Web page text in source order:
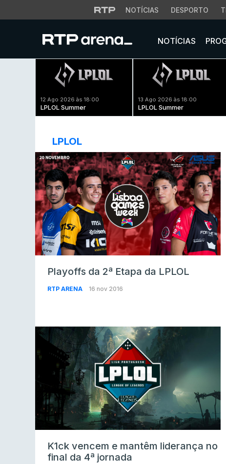
NOTÍCIAS DESPORTO
NOTÍCIAS
12 Ago 2026 às 18:00
LPLOL Summer
13 Ago 2026 às 18:00
LPLOL Summer
LPLOL
Playoffs da 2ª Etapa da LPLOL
RTP ARENA 16 nov 2016
K1ck vencem e mantêm liderança no
final da 4ª jornada